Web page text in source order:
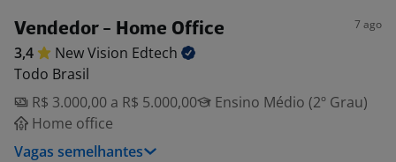
Vendedor - Home Office 7 ago
3,4 New Vision Edtech
Todo Brasil
R$ 3.000,00 a R$ 5.000,00
Ensino Médio (2º Grau)
Home office
Vagas semelhantes